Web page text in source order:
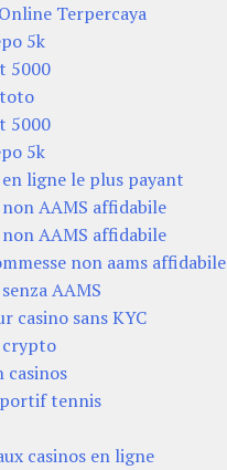
Terpercaya
5k
5000
5000
5k
ligne le plus payant
AAMS affidabile
AAMS affidabile
non aams affidabile
AAMS
casino sans KYC
crypto
casinos
tennis
casinos en ligne